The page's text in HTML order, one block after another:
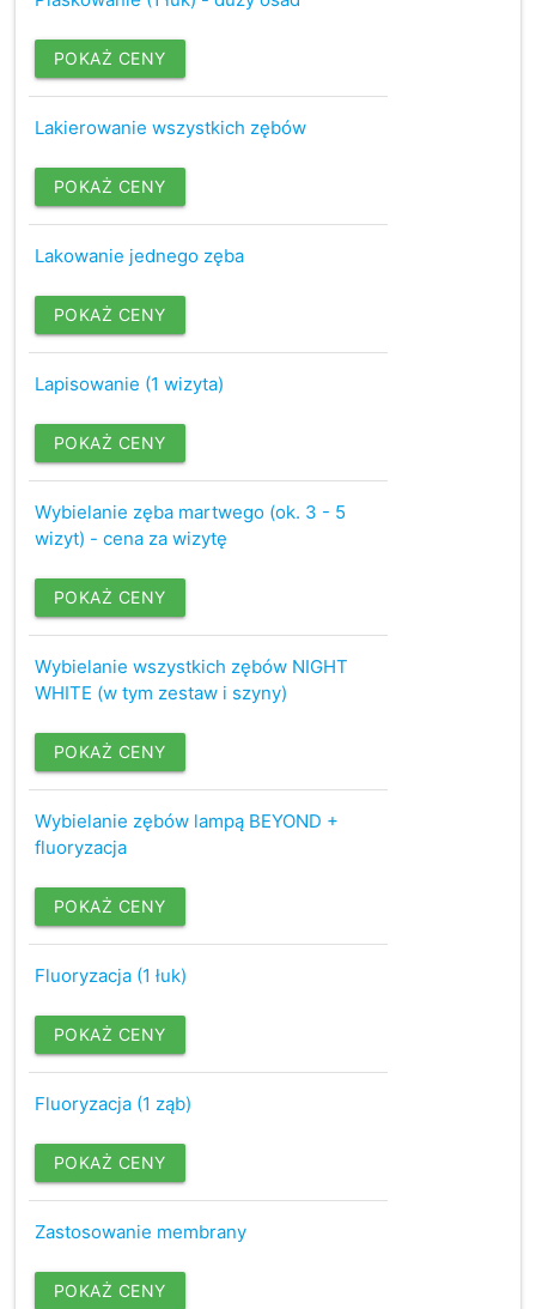
POKAŻ CENY
Lakierowanie wszystkich zębów
POKAŻ CENY
Lakowanie jednego zęba
POKAŻ CENY
Lapisowanie (1 wizyta)
POKAŻ CENY
Wybielanie zęba martwego (ok. 3 - 5
wizyt) - cena za wizytę
POKAŻ CENY
Wybielanie wszystkich zębów NIGHT
WHITE (w tym zestaw i szyny)
POKAŻ CENY
Wybielanie zębów lampą BEYOND +
fluoryzacja
POKAŻ CENY
Fluoryzacja (1 łuk)
POKAŻ CENY
Fluoryzacja (1 ząb)
POKAŻ CENY
Zastosowanie membrany
POKAŻ CENY